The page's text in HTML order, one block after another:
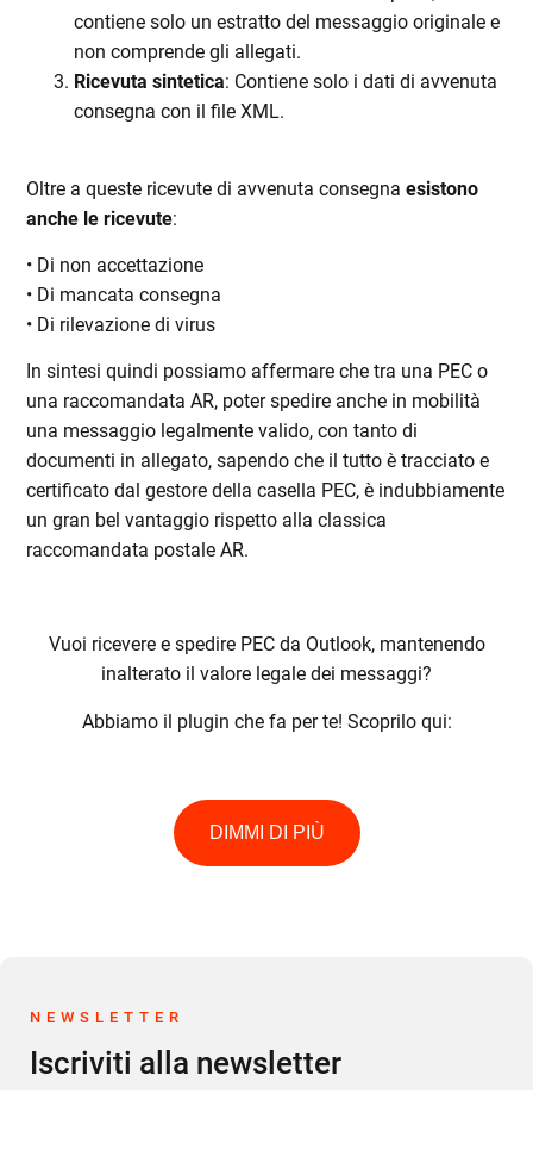
contiene solo un estratto del messaggio originale e
non comprende gli allegati.
Ricevuta sintetica: Contiene solo i dati di avvenuta
consegna con il file XML.
Oltre a queste ricevute di avvenuta consegnaesistono
anche le ricevute:
• Di non accettazione
• Di mancata consegna
• Di rilevazione di virus
In sintesi quindi possiamo affermare che tra una PEC o
una raccomandata AR, poter spedire anche in mobilità
una messaggio legalmente valido, con tanto di
documenti in allegato, sapendo che il tutto è tracciato e
certificato dal gestore della casella PEC, è indubbiamente
un gran bel vantaggio rispetto alla classica
raccomandata postale AR.
Vuoi ricevere e spedire PEC da Outlook, mantenendo
inalterato il valore legale dei messaggi?
Abbiamo il plugin che fa per te! Scoprilo qui:
DIMMI DI PIÙ
NEWSLETTER
Iscriviti alla newsletter